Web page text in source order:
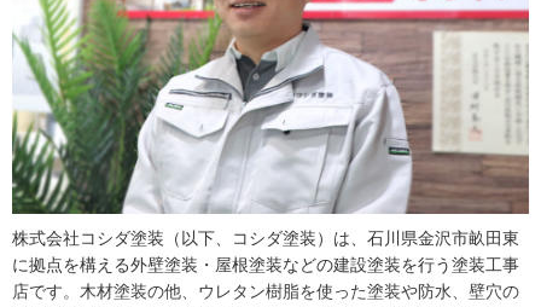
株式会社コシダ塗装（以下、コシダ塗装）は、石川県金沢市畝田東
に拠点を構える外壁塗装・屋根塗装などの建設塗装を行う塗装工事
店です。木材塗装の他、ウレタン樹脂を使った塗装や防水、壁穴の